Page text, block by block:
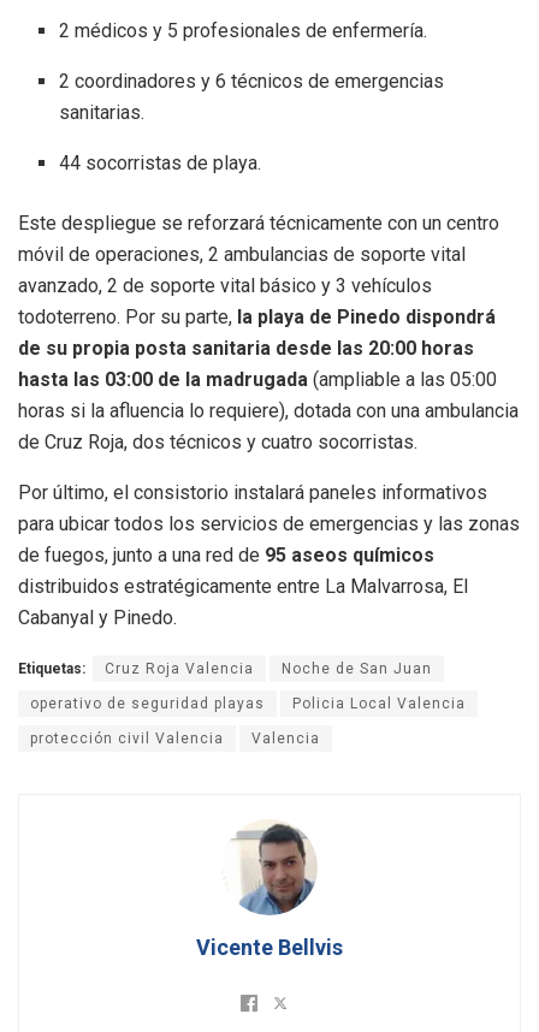
2 médicos y 5 profesionales de enfermería.
2 coordinadores y 6 técnicos de emergencias
sanitarias.
44 socorristas de playa.
Este despliegue se reforzará técnicamente con un centro
móvil de operaciones, 2 ambulancias de soporte vital
avanzado, 2 de soporte vital básico y 3 vehículos
todoterreno. Por su parte, la playa de Pinedo dispondrá
de su propia posta sanitaria desde las 20:00 horas
hasta las 03:00 de la madrugada (ampliable a las 05:00
horas si la afluencia lo requiere), dotada con una ambulancia
de Cruz Roja, dos técnicos y cuatro socorristas.
Por último, el consistorio instalará paneles informativos
para ubicar todos los servicios de emergencias y las zonas
de fuegos, junto a una red de 95 aseos químicos
distribuidos estratégicamente entre La Malvarrosa, El
Cabanyal y Pinedo.
Etiquetas: Cruz Roja Valencia Noche de San Juan
operativo de seguridad playas Policia Local Valencia
protección civil Valencia Valencia
Vicente Bellvis